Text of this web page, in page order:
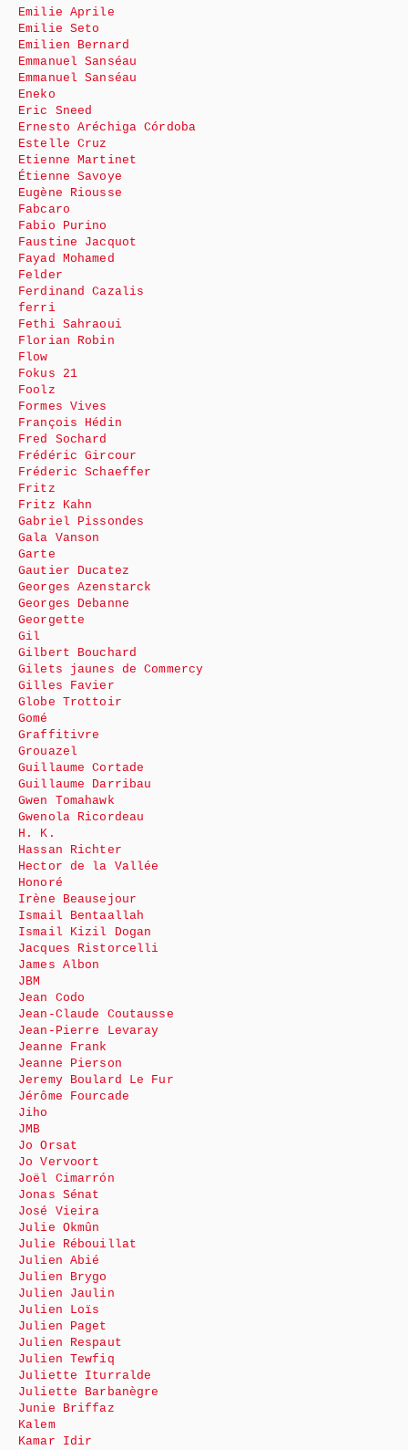
Emilie Aprile
Emilie Seto
Emilien Bernard
Emmanuel Sanséau
Emmanuel Sanséau
Eneko
Eric Sneed
Ernesto Aréchiga Córdoba
Estelle Cruz
Etienne Martinet
Étienne Savoye
Eugène Riousse
Fabcaro
Fabio Purino
Faustine Jacquot
Fayad Mohamed
Felder
Ferdinand Cazalis
ferri
Fethi Sahraoui
Florian Robin
Flow
Fokus 21
Foolz
Formes Vives
François Hédin
Fred Sochard
Frédéric Gircour
Fréderic Schaeffer
Fritz
Fritz Kahn
Gabriel Pissondes
Gala Vanson
Garte
Gautier Ducatez
Georges Azenstarck
Georges Debanne
Georgette
Gil
Gilbert Bouchard
Gilets jaunes de Commercy
Gilles Favier
Globe Trottoir
Gomé
Graffitivre
Grouazel
Guillaume Cortade
Guillaume Darribau
Gwen Tomahawk
Gwenola Ricordeau
H. K.
Hassan Richter
Hector de la Vallée
Honoré
Irène Beausejour
Ismail Bentaallah
Ismail Kizil Dogan
Jacques Ristorcelli
James Albon
JBM
Jean Codo
Jean-Claude Coutausse
Jean-Pierre Levaray
Jeanne Frank
Jeanne Pierson
Jeremy Boulard Le Fur
Jérôme Fourcade
Jiho
JMB
Jo Orsat
Jo Vervoort
Joël Cimarrón
Jonas Sénat
José Vieira
Julie Okmûn
Julie Rébouillat
Julien Abié
Julien Brygo
Julien Jaulin
Julien Loïs
Julien Paget
Julien Respaut
Julien Tewfiq
Juliette Iturralde
Juliette Barbanègre
Junie Briffaz
Kalem
Kamar Idir